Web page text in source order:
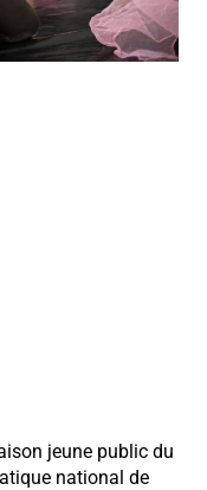
jeune public du
national de